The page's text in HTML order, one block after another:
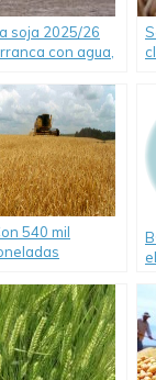
soja 2025/26
con agua,
540 mil
la
de trigo
24 cierra con
millones de